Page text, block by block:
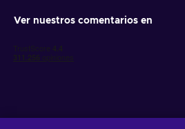
Ver nuestros comentarios en